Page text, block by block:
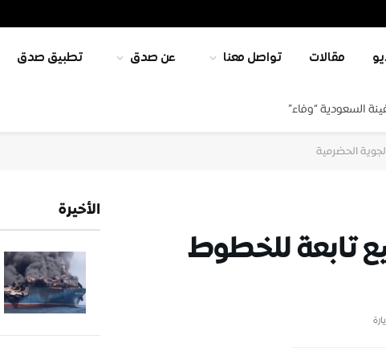
مقالات تواصل معنا عن صدق تطبيق صدق
السعودية “وفاء”
الحضرمية
تابعة للخطوط
الأخيرة